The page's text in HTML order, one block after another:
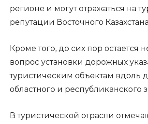
регионе и могут отражаться на
репутации Восточного
Кроме того, до сих пор остается
вопрос установки дорожных
туристическим объектам вдоль
областного и республиканского
В туристической отрасли